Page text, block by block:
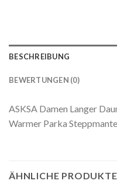
BESCHREIBUNG
BEWERTUNGEN (0)
ASKSA Damen Langer
Warmer Parka
ÄHNLICHE PRODUKTE